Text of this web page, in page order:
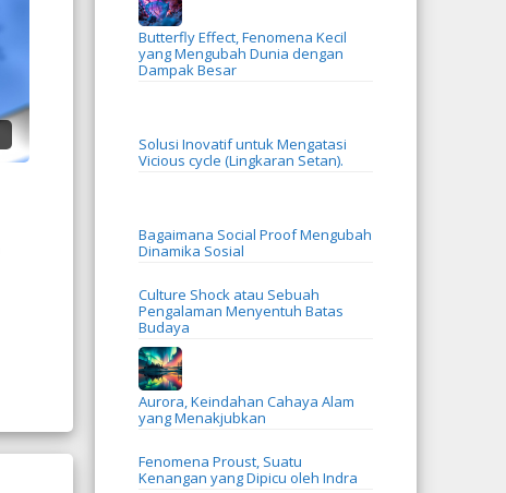
Butterfly Effect, Fenomena Kecil
yang Mengubah Dunia dengan
Dampak Besar
Solusi Inovatif untuk Mengatasi
Vicious cycle (Lingkaran Setan).
Bagaimana Social Proof Mengubah
Dinamika Sosial
Culture Shock atau Sebuah
Pengalaman Menyentuh Batas
Budaya
Aurora, Keindahan Cahaya Alam
yang Menakjubkan
Fenomena Proust, Suatu
Kenangan yang Dipicu oleh Indra